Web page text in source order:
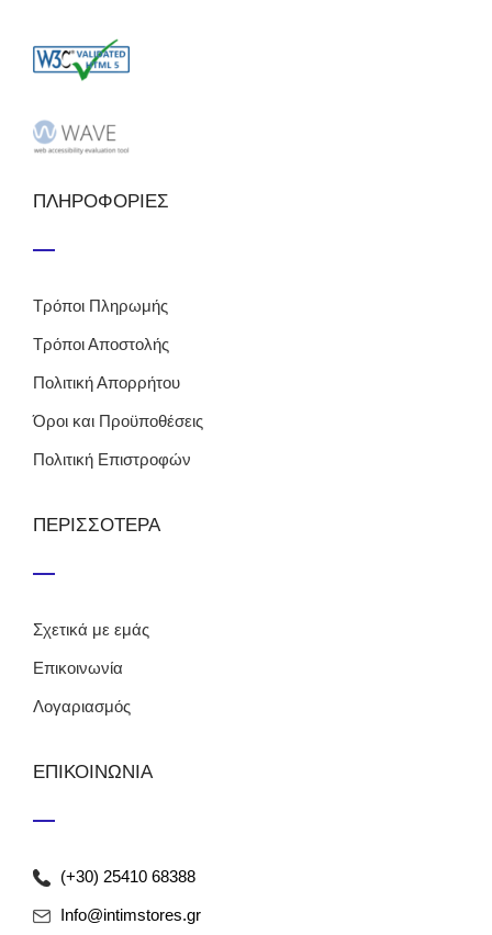
ΠΛΗΡΟΦΟΡΙΕΣ
Τρόποι Πληρωμής
Τρόποι Αποστολής
Πολιτική Απορρήτου
Όροι και Προϋποθέσεις
Πολιτική Επιστροφών
ΠΕΡΙΣΣΟΤΕΡΑ
Σχετικά με εμάς
Επικοινωνία
Λογαριασμός
ΕΠΙΚΟΙΝΩΝΙΑ
(+30) 25410 68388
Info@intimstores.gr